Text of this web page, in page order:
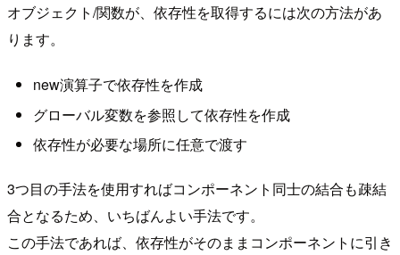
オブジェクト/関数が、依存性を取得するには次の方法があ
ります。
new演算子で依存性を作成
グローバル変数を参照して依存性を作成
依存性が必要な場所に任意で渡す
3つ目の手法を使用すればコンポーネント同士の結合も疎結
合となるため、いちばんよい手法です。
この手法であれば、依存性がそのままコンポーネントに引き